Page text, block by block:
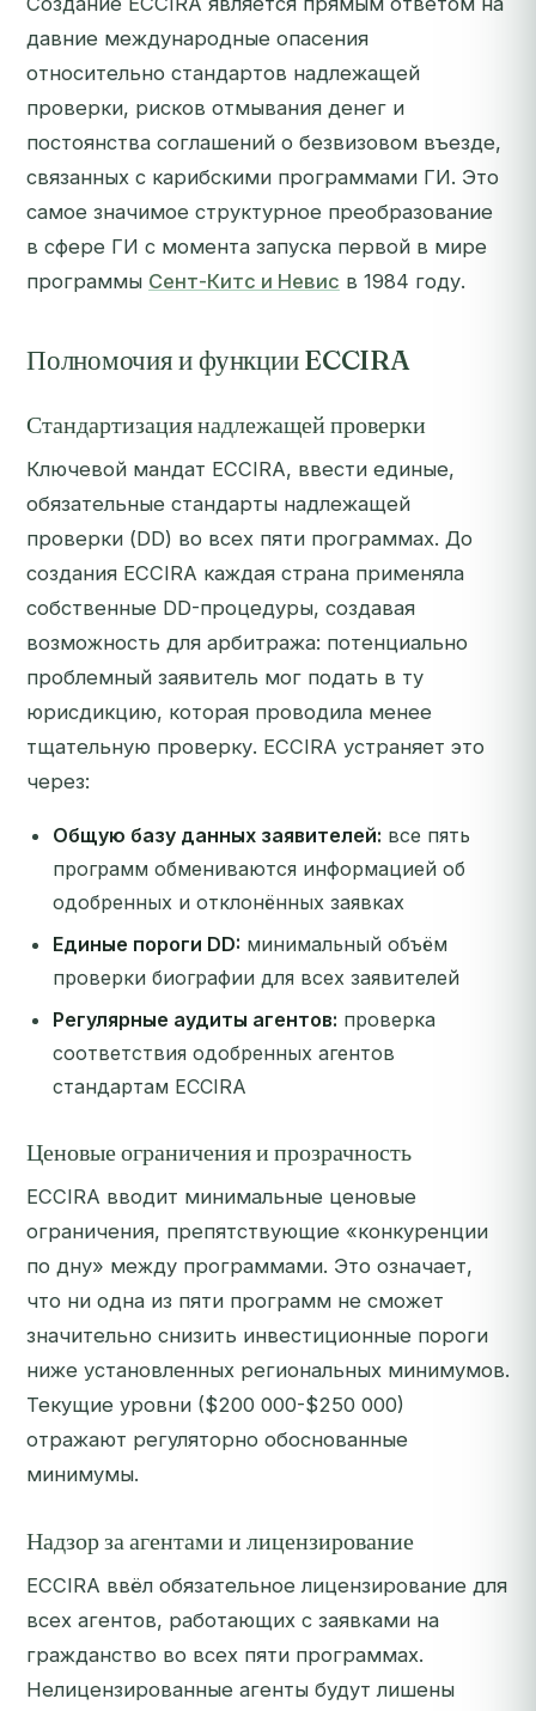
давние международные опасения
относительно стандартов надлежащей
проверки, рисков отмывания денег и
постоянства соглашений о безвизовом въезде,
связанных с карибскими программами ГИ. Это
самое значимое структурное преобразование
в сфере ГИ с момента запуска первой в мире
программы Сент-Китс и Невис в 1984 году.
Полномочия и функции ECCIRA
Стандартизация надлежащей проверки
Ключевой мандат ECCIRA, ввести единые,
обязательные стандарты надлежащей
проверки (DD) во всех пяти программах. До
создания ECCIRA каждая страна применяла
собственные DD-процедуры, создавая
возможность для арбитража: потенциально
проблемный заявитель мог подать в ту
юрисдикцию, которая проводила менее
тщательную проверку. ECCIRA устраняет это
через:
Общую базу данных заявителей: все пять
программ обмениваются информацией об
одобренных и отклонённых заявках
Единые пороги DD: минимальный объём
проверки биографии для всех заявителей
Регулярные аудиты агентов: проверка
соответствия одобренных агентов
стандартам ECCIRA
Ценовые ограничения и прозрачность
ECCIRA вводит минимальные ценовые
ограничения, препятствующие «конкуренции
по дну» между программами. Это означает,
что ни одна из пяти программ не сможет
значительно снизить инвестиционные пороги
ниже установленных региональных минимумов.
Текущие уровни ($200 000-$250 000)
отражают регуляторно обоснованные
минимумы.
Надзор за агентами и лицензирование
ECCIRA ввёл обязательное лицензирование для
всех агентов, работающих с заявками на
гражданство во всех пяти программах.
Нелицензированные агенты будут лишены